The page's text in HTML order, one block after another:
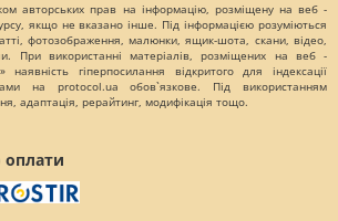
авторських прав на інформацію, розміщену на веб -
якщо не вказано інше. Під інформацією розуміються
фотозображення, малюнки, ящик-шота, скани, відео,
При використанні матеріалів, розміщених на веб -
наявність гіперпосилання відкритого для індексації
на protocol.ua обов`язкове. Під використанням
адаптація, рерайтинг, модифікація тощо.